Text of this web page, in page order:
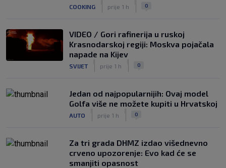
COOKING prije 1 h 0
VIDEO / Gori rafinerija u ruskoj
Krasnodarskoj regiji: Moskva pojačala
napade na Kijev
SVIJET prije 1 h 0
Jedan od najpopularnijih: Ovaj model
Golfa više ne možete kupiti u Hrvatskoj
AUTO prije 1 h 0
Za tri grada DHMZ izdao višednevno
crveno upozorenje: Evo kad će se
smanjiti opasnost